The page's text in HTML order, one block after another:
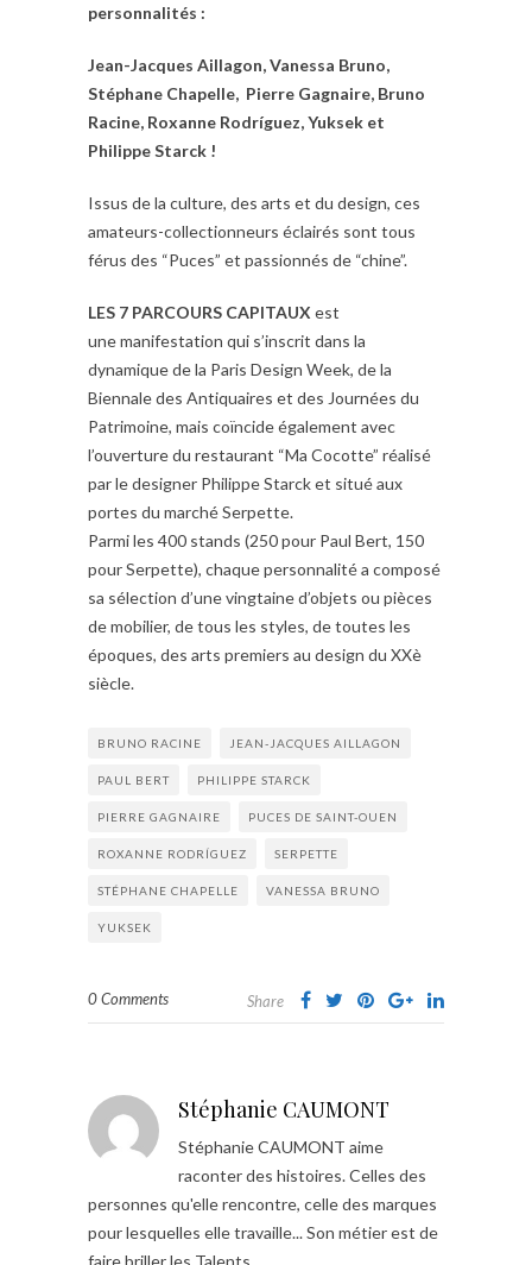
personnalités :
Jean-Jacques Aillagon, Vanessa Bruno,
Stéphane Chapelle, Pierre Gagnaire, Bruno
Racine, Roxanne Rodríguez, Yuksek et
Philippe Starck !
Issus de la culture, des arts et du design, ces
amateurs-collectionneurs éclairés sont tous
férus des “Puces” et passionnés de “chine”.
LES 7 PARCOURS CAPITAUX est
une manifestation qui s’inscrit dans la
dynamique de la Paris Design Week, de la
Biennale des Antiquaires et des Journées du
Patrimoine, mais coïncide également avec
l’ouverture du restaurant “Ma Cocotte” réalisé
par le designer Philippe Starck et situé aux
portes du marché Serpette.
Parmi les 400 stands (250 pour Paul Bert, 150
pour Serpette), chaque personnalité a composé
sa sélection d’une vingtaine d’objets ou pièces
de mobilier, de tous les styles, de toutes les
époques, des arts premiers au design du XXè
siècle.
BRUNO RACINE JEAN-JACQUES AILLAGON
PAUL BERT PHILIPPE STARCK
PIERRE GAGNAIRE PUCES DE SAINT-OUEN
ROXANNE RODRÍGUEZ SERPETTE
STÉPHANE CHAPELLE VANESSA BRUNO
YUKSEK
0 Comments Share
Stéphanie CAUMONT
Stéphanie CAUMONT aime
raconter des histoires. Celles des
personnes qu'elle rencontre, celle des marques
pour lesquelles elle travaille... Son métier est de
faire briller les Talents.